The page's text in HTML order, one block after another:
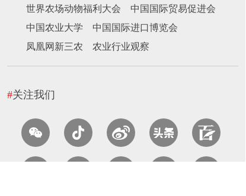
世界农场动物福利大会
中国国际贸易促进会
中国农业大学
中国国际进口博览会
凤凰网新三农
农业行业观察
#关注我们